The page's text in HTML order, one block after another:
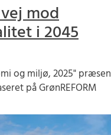
mod
i 2045
og miljø, 2025"
på GrønREFORM